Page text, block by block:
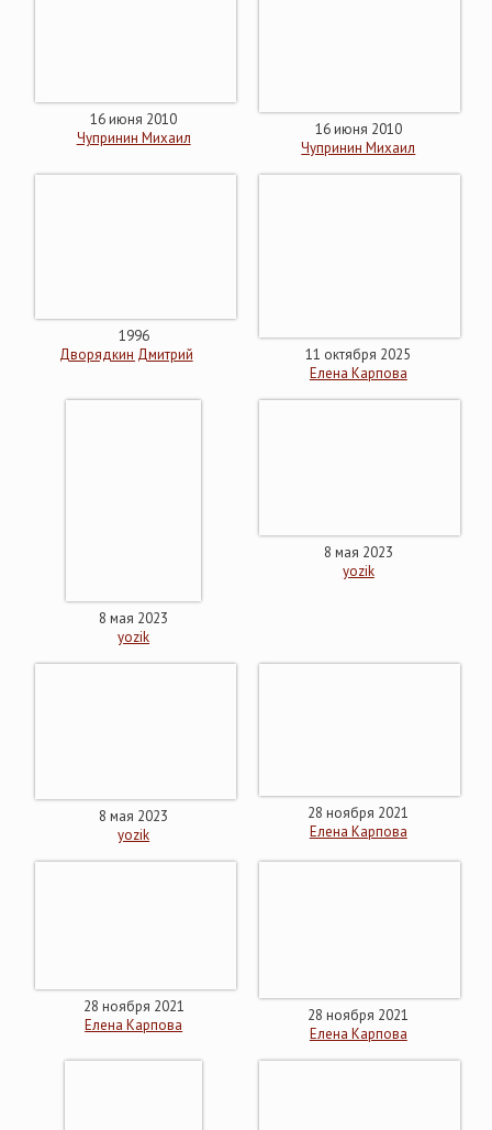
16 июня 2010
Чупринин Михаил
16 июня 2010
Чупринин Михаил
1996
Дворядкин Дмитрий
11 октября 2025
Елена Карпова
8 мая 2023
yozik
8 мая 2023
yozik
8 мая 2023
yozik
28 ноября 2021
Елена Карпова
28 ноября 2021
Елена Карпова
28 ноября 2021
Елена Карпова